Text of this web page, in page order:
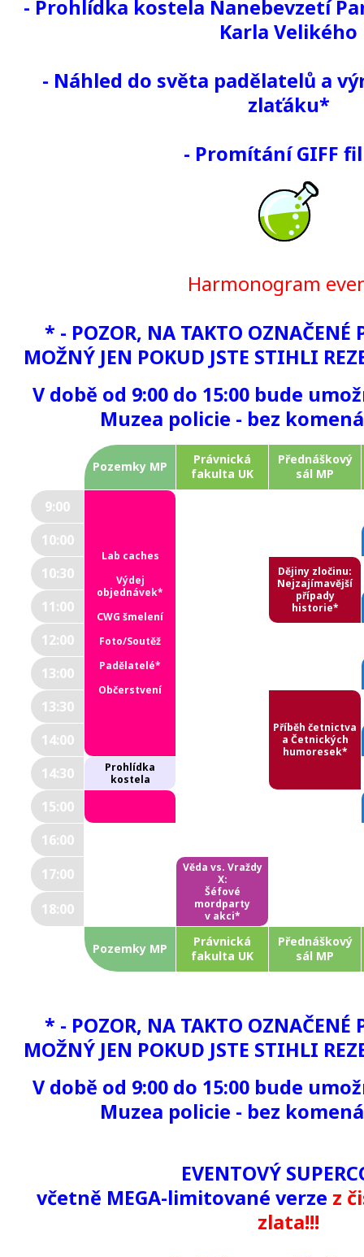
- Prohlídka kostela Nanebevzetí
Karla Velikého
- Náhled do světa padělatelů a
zlaťáku*
- Promítání GIFF
Harmonogram
* - POZOR, NA TAKTO OZNAČENÉ
MOŽNÝ JEN POKUD JSTE STIHLI
V době od 9:00 do 15:00 bude
Muzea policie - bez
Pozemky MP
Právnická
fakulta UK
Přednáškový
sál MP
9:00
Lab caches
Výdej
objednávek*
CWG šmelení
Foto/Soutěž
Padělatelé*
Občerstvení
10:00
10:30
Dějiny zločinu:
Nejzajímavější
případy
historie*
11:00
12:00
13:00
13:30
Příběh četnictva
a Četnických
humoresek*
14:00
14:30
Prohlídka
kostela
15:00
16:00
17:00
Věda vs. Vraždy
X:
Šéfové
mordparty
v akci*
18:00
Pozemky MP
Právnická
fakulta UK
Přednáškový
sál MP
* - POZOR, NA TAKTO OZNAČENÉ
MOŽNÝ JEN POKUD JSTE STIHLI
V době od 9:00 do 15:00 bude
Muzea policie - bez
EVENTOVÝ
včetně MEGA-limitované verze z
zlata!!!